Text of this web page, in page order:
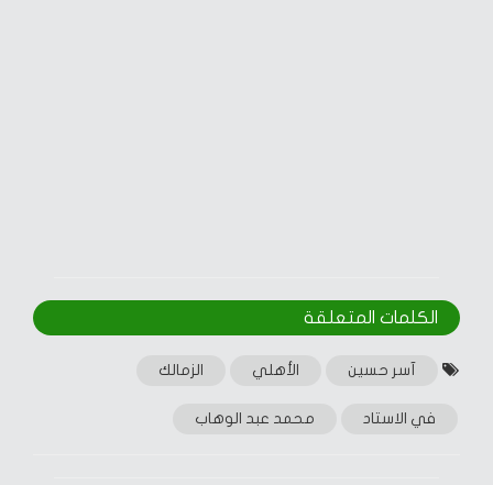
الكلمات المتعلقة‎
آسر حسين الأهلي الزمالك
في الاستاد محمد عبد الوهاب